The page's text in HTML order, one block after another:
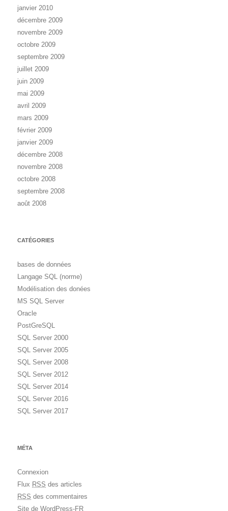
janvier 2010
décembre 2009
novembre 2009
octobre 2009
septembre 2009
juillet 2009
juin 2009
mai 2009
avril 2009
mars 2009
février 2009
janvier 2009
décembre 2008
novembre 2008
octobre 2008
septembre 2008
août 2008
CATÉGORIES
bases de données
Langage SQL (norme)
Modélisation des donées
MS SQL Server
Oracle
PostGreSQL
SQL Server 2000
SQL Server 2005
SQL Server 2008
SQL Server 2012
SQL Server 2014
SQL Server 2016
SQL Server 2017
MÉTA
Connexion
Flux RSS des articles
RSS des commentaires
Site de WordPress-FR